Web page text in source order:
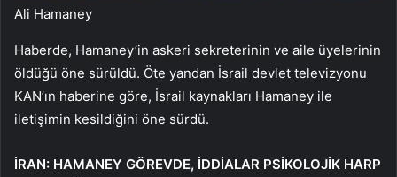
Ali Hamaney
Haberde, Hamaney’in askeri sekreterinin ve aile üyelerinin
öldüğü öne sürüldü. Öte yandan İsrail devlet televizyonu
KAN’ın haberine göre, İsrail kaynakları Hamaney ile
iletişimin kesildiğini öne sürdü.
İRAN: HAMANEY GÖREVDE, İDDİALAR PSİKOLOJİK HARP